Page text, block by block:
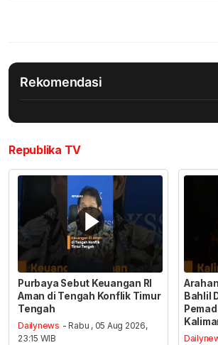
Rekomendasi
Republika TV
Purbaya Sebut Keuangan RI
Aman di Tengah Konflik Timur
Tengah
Dailynews - Rabu , 05 Aug 2026,
23:15 WIB
Bahlil